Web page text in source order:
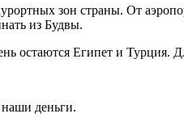
зон страны. От
из Будвы.
остаются Египет и Турция.
деньги.